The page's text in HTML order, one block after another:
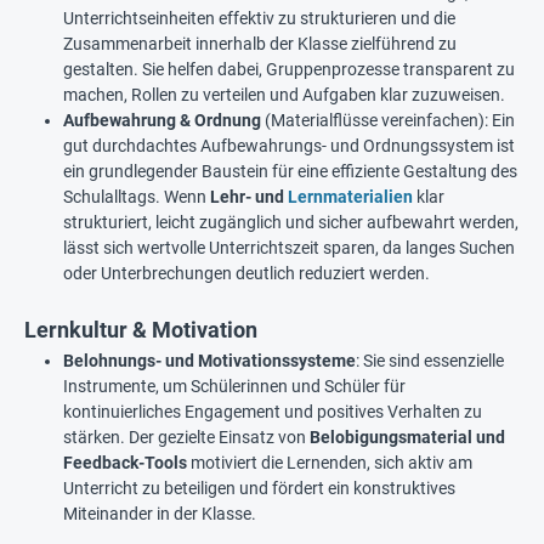
Unterrichtseinheiten effektiv zu strukturieren und die
Zusammenarbeit innerhalb der Klasse zielführend zu
gestalten. Sie helfen dabei, Gruppenprozesse transparent zu
machen, Rollen zu verteilen und Aufgaben klar zuzuweisen.
Aufbewahrung & Ordnung (Materialflüsse vereinfachen): Ein
gut durchdachtes Aufbewahrungs- und Ordnungssystem ist
ein grundlegender Baustein für eine effiziente Gestaltung des
Schulalltags. Wenn Lehr- und Lernmaterialien klar
strukturiert, leicht zugänglich und sicher aufbewahrt werden,
lässt sich wertvolle Unterrichtszeit sparen, da langes Suchen
oder Unterbrechungen deutlich reduziert werden.
Lernkultur & Motivation
Belohnungs- und Motivationssysteme: Sie sind essenzielle
Instrumente, um Schülerinnen und Schüler für
kontinuierliches Engagement und positives Verhalten zu
stärken. Der gezielte Einsatz von Belobigungsmaterial und
Feedback-Tools motiviert die Lernenden, sich aktiv am
Unterricht zu beteiligen und fördert ein konstruktives
Miteinander in der Klasse.